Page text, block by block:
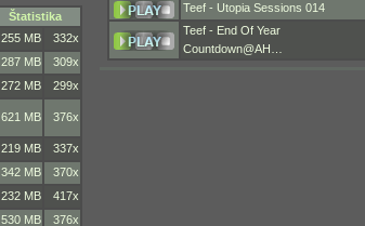
Štatistika
255 MB
332x
287 MB
309x
272 MB
299x
621 MB 376x
219 MB
337x
342 MB
370x
232 MB
417x
530 MB
376x
Teef - Utopia Sessions 014
Teef - End Of Year
Countdown@AH…